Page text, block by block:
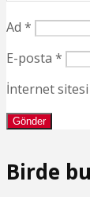
Ad *
E-posta *
İnternet sitesi
Birde